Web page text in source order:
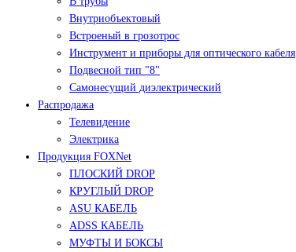
Внутриобъектовый
Встроеный в грозотрос
Инструмент и приборы для оптического кабеля
Подвесной тип "8"
Самонесущий диэлектрический
Распродажа
Телевидение
Электрика
Продукция FOXNet
ПЛОСКИЙ DROP
КРУГЛЫЙ DROP
ASU КАБЕЛЬ
ADSS КАБЕЛЬ
МУФТЫ И БОКСЫ